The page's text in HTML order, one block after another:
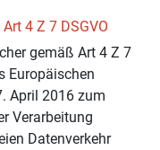
4 Z 7 DSGVO
gemäß Art 4 Z 7
Europäischen
April 2016 zum
Verarbeitung
Datenverkehr